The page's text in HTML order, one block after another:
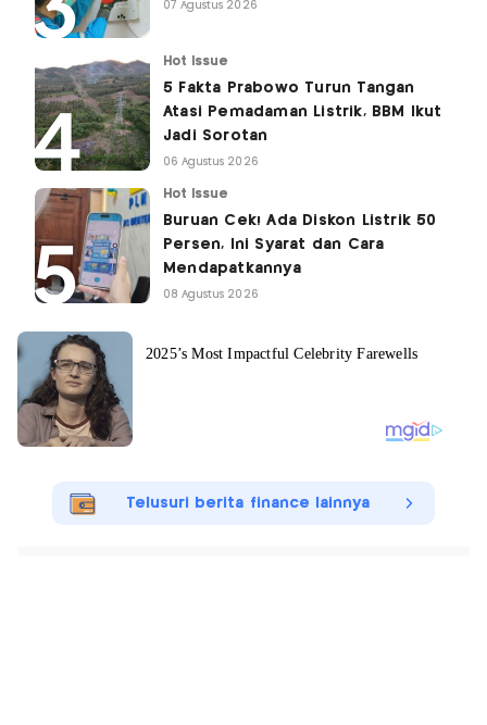
07 Agustus 2026
Hot Issue
5 Fakta Prabowo Turun Tangan
Atasi Pemadaman Listrik, BBM Ikut
Jadi Sorotan
06 Agustus 2026
Hot Issue
Buruan Cek! Ada Diskon Listrik 50
Persen, Ini Syarat dan Cara
Mendapatkannya
08 Agustus 2026
Telusuri berita finance lainnya